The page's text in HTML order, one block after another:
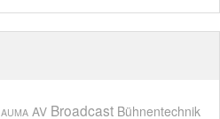
AUMA AV Broadcast Bühnentechnik